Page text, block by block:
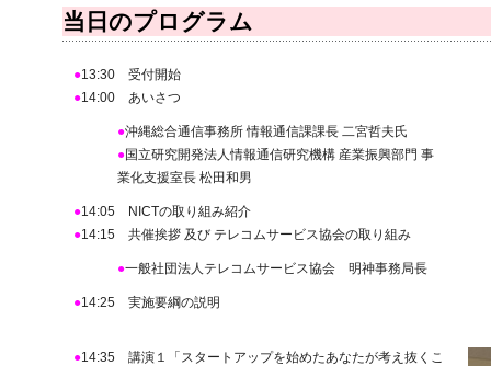
当日のプログラム
●13:30 受付開始
●14:00 あいさつ
●沖縄総合通信事務所 情報通信課課長 二宮哲夫氏
●国立研究開発法人情報通信研究機構 産業振興部門 事
業化支援室長 松田和男
●14:05 NICTの取り組み紹介
●14:15 共催挨拶 及び テレコムサービス協会の取り組み
●一般社団法人テレコムサービス協会 明神事務局長
●14:25 実施要綱の説明
●14:35 講演１「スタートアップを始めたあなたが考え抜くこ